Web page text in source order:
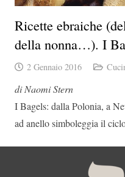
Ricette ebraiche
della nonna…). I
2 Gennaio 2016
di Naomi Stern
I Bagels: dalla Polonia, a
ad anello simboleggia il